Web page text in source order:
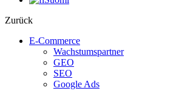
Zurück
E-Commerce
Wachstumspartner
GEO
SEO
Google Ads